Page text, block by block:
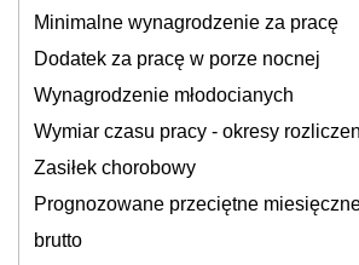
Minimalne wynagrodzenie za pracę
Dodatek za pracę w porze nocnej
Wynagrodzenie młodocianych
Wymiar czasu pracy - okresy
Zasiłek chorobowy
Prognozowane przeciętne
brutto